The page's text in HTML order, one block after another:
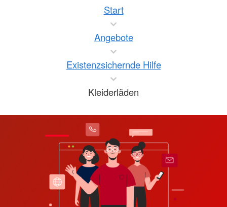
Start
Angebote
Existenzsichernde Hilfe
Kleiderläden